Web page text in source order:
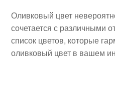
Оливковый цвет
сочетается с различными
список цветов, которые
оливковый цвет в вашем